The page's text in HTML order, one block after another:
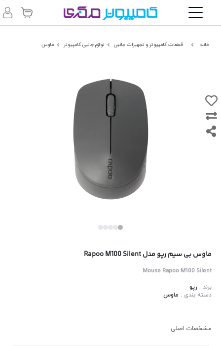
خانه قطعات کامپیوتر و تجهیزات جانبی لوازم جانبی کامپیوتر ماوس
ماوس بی سیم رپو مدل Rapoo M100 Silent
Mouse Rapoo M100 Silent
برند : رپو
دسته بندی : ماوس
مشخصات اصلی